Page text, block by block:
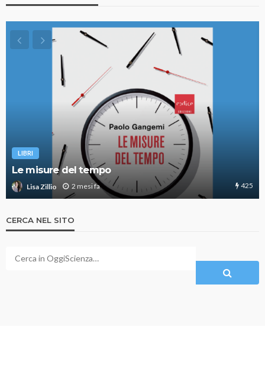
LIBRI
Le misure del tempo
Lisa Zillio 2 mesi fa 425
CERCA NEL SITO